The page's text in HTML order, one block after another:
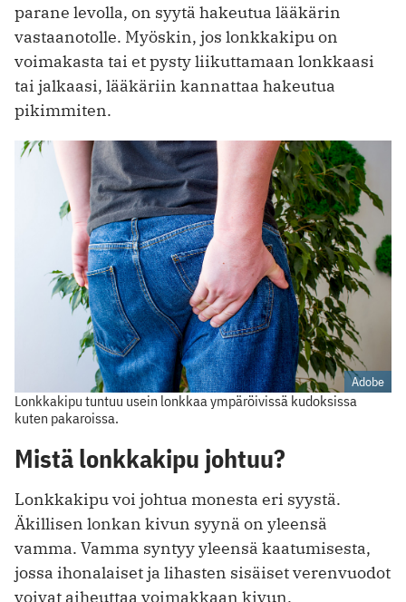
parane levolla, on syytä hakeutua lääkärin
vastaanotolle. Myöskin, jos lonkkakipu on
voimakasta tai et pysty liikuttamaan lonkkaasi
tai jalkaasi, lääkäriin kannattaa hakeutua
pikimmiten.
Adobe
Lonkkakipu tuntuu usein lonkkaa ympäröivissä kudoksissa
kuten pakaroissa.
Mistä lonkkakipu johtuu?
Lonkkakipu voi johtua monesta eri syystä.
Äkillisen lonkan kivun syynä on yleensä
vamma. Vamma syntyy yleensä kaatumisesta,
jossa ihonalaiset ja lihasten sisäiset verenvuodot
voivat aiheuttaa voimakkaan kivun.